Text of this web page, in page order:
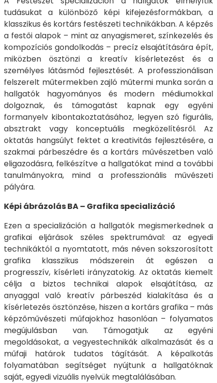
tudásukat a különböző képi kifejezésformákban, a
klasszikus és kortárs festészeti technikákban. A képzés
a festői alapok – mint az anyagismeret, színkezelés és
kompozíciós gondolkodás – precíz elsajátítására épít,
miközben ösztönzi a kreatív kísérletezést és a
személyes látásmód fejlesztését. A professzionálisan
felszerelt műtermekben zajló műtermi munka során a
hallgatók hagyományos és modern médiumokkal
dolgoznak, és támogatást kapnak egy egyéni
formanyelv kibontakoztatásához, legyen szó figurális,
absztrakt vagy konceptuális megközelítésről. Az
oktatás hangsúlyt fektet a kreativitás fejlesztésére, a
szakmai párbeszédre és a kortárs művészetben való
eligazodásra, felkészítve a hallgatókat mind a további
tanulmányokra, mind a professzionális művészeti
pályára.
Képi ábrázolás BA – Grafika specializáció
Ezen a specializáción a hallgatók megismerkednek a
grafikai eljárások széles spektrumával: az egyedi
technikáktól a nyomtatott, más néven sokszorosított
grafika klasszikus módszerein át egészen a
progresszív, kísérleti irányzatokig. Az oktatás kiemelt
célja a biztos technikai alapok elsajátítása, az
anyaggal való kreatív párbeszéd kialakítása és a
kísérletezés ösztönzése, hiszen a kortárs grafika – más
képzőművészeti műfajokhoz hasonlóan – folyamatos
megújulásban van. Támogatjuk az egyéni
megoldásokat, a vegyestechnikák alkalmazását és a
műfaji határok tudatos tágítását. A képalkotás
folyamatában segítséget nyújtunk a hallgatóknak
saját, egyedi vizuális nyelvük megtalálásában.